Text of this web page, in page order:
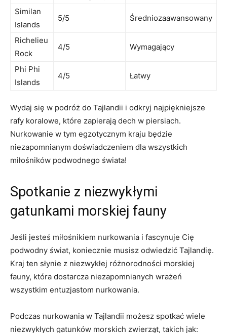
Similan
Islands
5/5 Średniozaawansowany
Richelieu
Rock
4/5 Wymagający
Phi Phi
Islands
4/5 Łatwy
Wydaj się w podróż ‌do Tajlandii i odkryj najpiękniejsze
rafy koralowe,‍ które zapierają dech w​ piersiach.
Nurkowanie w tym egzotycznym kraju będzie
niezapomnianym⁢ doświadczeniem⁢ dla wszystkich
miłośników ⁤podwodnego ​świata!
Spotkanie z ⁣niezwykłymi
⁤gatunkami morskiej fauny
Jeśli jesteś ⁤miłośnikiem nurkowania i fascynuje Cię
podwodny świat, koniecznie musisz odwiedzić Tajlandię.
⁢Kraj ten słynie z niezwykłej różnorodności morskiej
fauny, która dostarcza niezapomnianych wrażeń
wszystkim entuzjastom nurkowania.
Podczas⁢ nurkowania w Tajlandii ⁤możesz ⁢spotkać wiele
niezwykłych gatunków morskich‍ zwierząt,⁤ takich jak: